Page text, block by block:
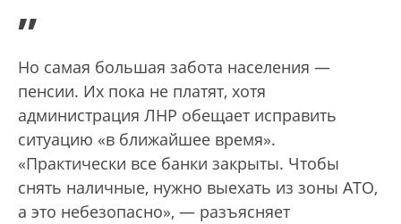
”
Но самая большая забота населения —
пенсии. Их пока не платят, хотя
администрация ЛНР обещает исправить
ситуацию «в ближайшее время».
«Практически все банки закрыты. Чтобы
снять наличные, нужно выехать из зоны АТО,
а это небезопасно», — разъясняет